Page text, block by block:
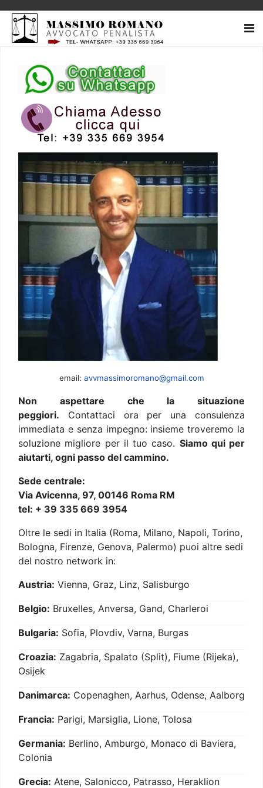
email: avvmassimoromano@gmail.com
Non aspettare che la situazione
peggiori. Contattaci ora per una consulenza
immediata e senza impegno: insieme troveremo la
soluzione migliore per il tuo caso. Siamo qui per
aiutarti, ogni passo del cammino.
Sede centrale:
Via Avicenna, 97, 00146 Roma RM
tel: + 39 335 669 3954
Oltre le sedi in Italia (Roma, Milano, Napoli, Torino,
Bologna, Firenze, Genova, Palermo) puoi altre sedi
del nostro network in:
Austria: Vienna, Graz, Linz, Salisburgo
Belgio: Bruxelles, Anversa, Gand, Charleroi
Bulgaria: Sofia, Plovdiv, Varna, Burgas
Croazia: Zagabria, Spalato (Split), Fiume (Rijeka),
Osijek
Danimarca: Copenaghen, Aarhus, Odense, Aalborg
Francia: Parigi, Marsiglia, Lione, Tolosa
Germania: Berlino, Amburgo, Monaco di Baviera,
Colonia
Grecia: Atene, Salonicco, Patrasso, Heraklion